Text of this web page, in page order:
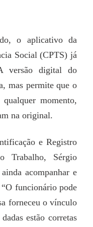
o aplicativo da
Social (CPTS) já
versão digital do
mas permite que o
momento,
na original.
e Registro
Trabalho, Sérgio
acompanhar e
funcionário pode
forneceu o vínculo
estão corretas